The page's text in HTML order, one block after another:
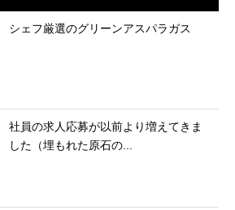
シェフ厳選のグリーンアスパラガス
社員の求人応募が以前より増えてきま
した（埋もれた原石の...